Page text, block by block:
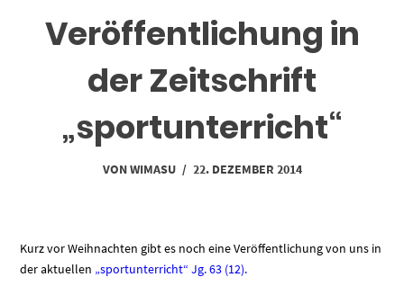
Veröffentlichung in
der Zeitschrift
„sportunterricht“
VONWIMASU / 22. DEZEMBER 2014
Kurz vor Weihnachten gibt es noch eine Veröffentlichung von uns in
der aktuellen „sportunterricht“ Jg. 63 (12).